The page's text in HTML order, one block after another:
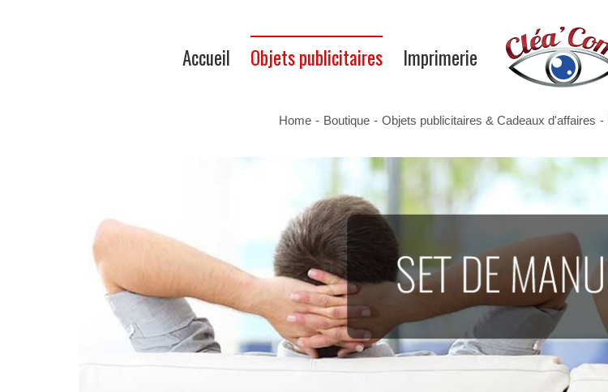
Accueil Objets publicitaires Imprimerie
Home - Boutique - Objets publicitaires & Cadeaux d'affaires -